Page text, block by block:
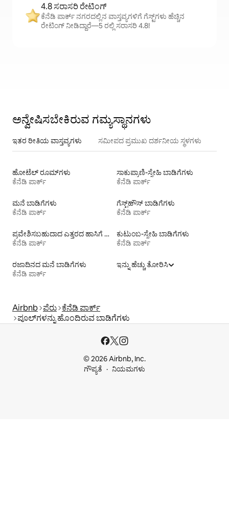
4.8 ಸರಾಸರಿ ರೇಟಿಂಗ್
ಕೆನೆಡಿ ಪಾರ್ಕ್ ನಗರದಲ್ಲಿನ ವಾಸ್ತವ್ಯಗಳಿಗೆ ಗೆಸ್ಟ್‌ಗಳು ಹೆಚ್ಚಿನ
ರೇಟಿಂಗ್ ನೀಡಿದ್ದಾರೆ—5 ರಲ್ಲಿ ಸರಾಸರಿ 4.8!
ಅನ್ವೇಷಿಸಬೇಕಿರುವ ಗಮ್ಯಸ್ಥಾನಗಳು
ಇತರ ರೀತಿಯ ವಾಸ್ತವ್ಯಗಳು ಸಮೀಪದ ಪ್ರಮುಖ ದರ್ಶನೀಯ ಸ್ಥಳಗಳು
ಹೋಟೆಲ್ ರೂಮ್‌ಗಳು
ಕೆನೆಡಿ ಪಾರ್ಕ್
ಸಾಕುಪ್ರಾಣಿ-ಸ್ನೇಹಿ ಬಾಡಿಗೆಗಳು
ಕೆನೆಡಿ ಪಾರ್ಕ್
ಮನೆ ಬಾಡಿಗೆಗಳು
ಕೆನೆಡಿ ಪಾರ್ಕ್
ಗೆಸ್ಟ್‌ಹೌಸ್‌ ಬಾಡಿಗೆಗಳು
ಕೆನೆಡಿ ಪಾರ್ಕ್
ಪ್ರವೇಶಿಸಬಹುದಾದ ಎತ್ತರದ ಹಾಸಿಗೆ ಹೊಂದಿರುವ ಬಾಡಿಗೆಗಳು
ಕೆನೆಡಿ ಪಾರ್ಕ್
ಕುಟುಂಬ-ಸ್ನೇಹಿ ಬಾಡಿಗೆಗಳು
ಕೆನೆಡಿ ಪಾರ್ಕ್
ರಜಾದಿನದ ಮನೆ ಬಾಡಿಗೆಗಳು
ಕೆನೆಡಿ ಪಾರ್ಕ್
ಇನ್ನು ಹೆಚ್ಚು ತೋರಿಸಿ
Airbnb ಪೆರು ಕೆನೆಡಿ ಪಾರ್ಕ್
ಪೂಲ್‍ಗಳನ್ನು ಹೊಂದಿರುವ ಬಾಡಿಗೆಗಳು
© 2026 Airbnb, Inc.
ಗೌಪ್ಯತೆ
ನಿಯಮಗಳು